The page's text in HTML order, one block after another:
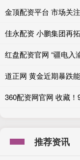
金顶配资平台 市场关
红盘配资官网 “疆电入
360配资网官网 收藏
推荐资讯